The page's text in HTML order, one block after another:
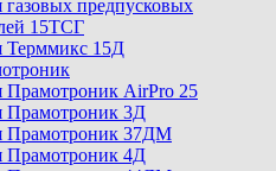
газовых предпусковых
15ТСГ
Терммикс 15Д
Прамотроник AirPro 25
Прамотроник 3Д
Прамотроник 37ДМ
Прамотроник 4Д